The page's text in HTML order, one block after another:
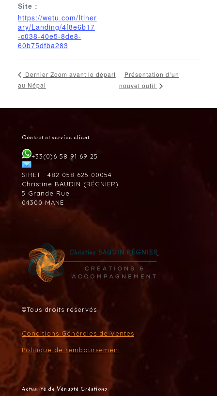
Site :
https://wetu.com/Itiner
ary/Landing/4f8e6b17
-c038-40e5-8de8-
60b75dfba283
Dernier Zoom avant le départ
au Népal
Présentation d’un
nouvel outil
Contact et service client
+33(0)6 58 91 69 25
SIRET : 482 058 625 00054
Christine BAUDIN (RÉGNIER)
5 Grande Rue
04300 MANE
©Tous droits réservés
Conditions Générales de Ventes
Politique de remboursement
Actualité de Vénusté Créations